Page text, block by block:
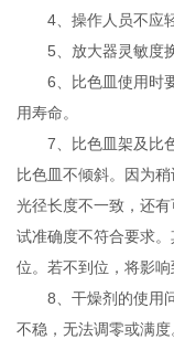
4、操作人员不应轻
5、放大器灵敏度换
6、比色皿使用时要
用寿命。
7、比色皿架及比色
比色皿不倾斜。因为
光径长度不一致，还
试准确度不符合要求
位。若不到位，将影响
8、干燥剂的使用问
不稳，无法调零或满